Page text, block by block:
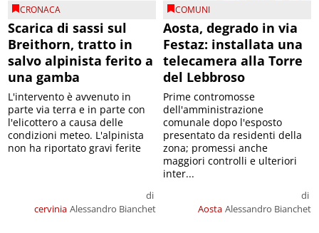
CRONACA
Scarica di sassi sul
Breithorn, tratto in
salvo alpinista ferito a
una gamba
cervinia
di
Alessandro Bianchet
L'intervento è avvenuto in
parte via terra e in parte con
l'elicottero a causa delle
condizioni meteo. L'alpinista
non ha riportato gravi ferite
COMUNI
Aosta, degrado in via
Festaz: installata una
telecamera alla Torre
del Lebbroso
Aosta
di
Alessandro Bianchet
Prime contromosse
dell'amministrazione
comunale dopo l'esposto
presentato da residenti della
zona; promessi anche
maggiori controlli e ulteriori
inter...